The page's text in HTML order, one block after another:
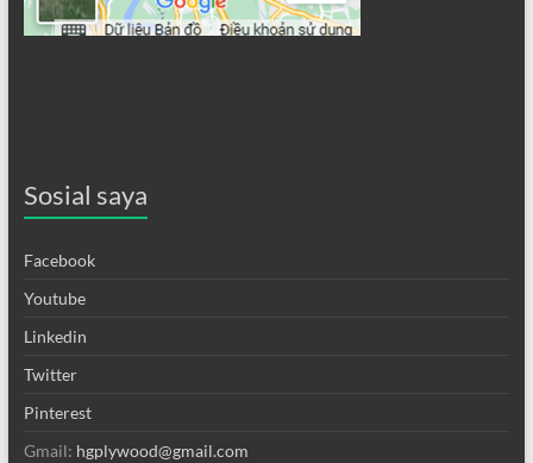
Sosial saya
Facebook
Youtube
Linkedin
Twitter
Pinterest
Gmail: hgplywood@gmail.com